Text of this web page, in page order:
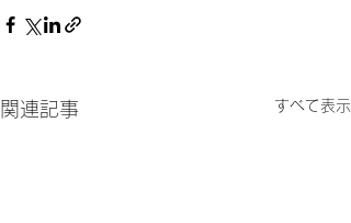
関連記事 すべて表示